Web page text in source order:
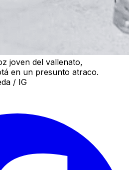
joven del vallenato,
en un presunto atraco.
/ IG